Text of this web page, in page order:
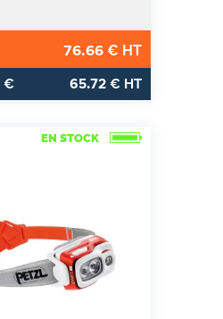
76.66€ HT
€ 65.72€ HT
EN STOCK